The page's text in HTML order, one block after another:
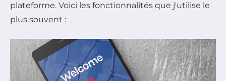
plateforme. Voici les fonctionnalités que j'utilise le
plus souvent :